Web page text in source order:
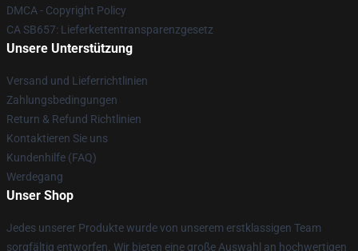
DMCA - Copyright Policy
CA SB657: Lieferkettentransparenzgesetz
Unsere Unterstützung
Versand und Lieferrichtlinien
Zahlungsbedingungen
Return & Refund Richtlinien
Kontaktieren Sie uns
Kundenhilfe (FAQ)
Werdegang
Unser Shop
Jedes unserer Produkte wurde von unserem erstklassigen Team
sorgfältig entworfen. Wir bieten eine große Auswahl an hochwertigen